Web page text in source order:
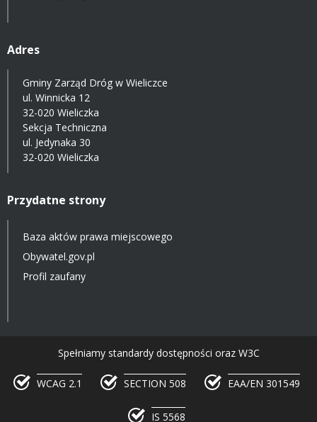
Adres
Gminy Zarząd Dróg w Wieliczce
ul. Winnicka 12
32-020 Wieliczka
Sekcja Techniczna
ul. Jedynaka 30
32-020 Wieliczka
Przydatne strony
Baza aktów prawa miejscowego
Obywatel.gov.pl
Profil zaufany
Spełniamy standardy dostępności oraz W3C
WCAG 2.1 SECTION 508 EAA/EN 301549
IS 5568